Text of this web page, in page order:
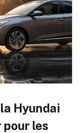
Hyundai
pour les